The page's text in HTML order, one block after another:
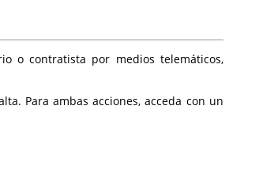
o contratista por medios telemáticos,
Para ambas acciones, acceda con un